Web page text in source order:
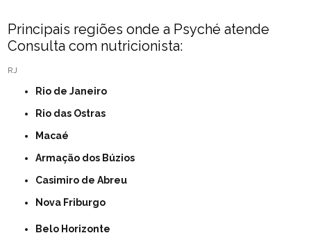
Principais regiões onde a Psyché atende
Consulta com nutricionista:
RJ
Rio de Janeiro
Rio das Ostras
Macaé
Armação dos Búzios
Casimiro de Abreu
Nova Friburgo
Belo Horizonte